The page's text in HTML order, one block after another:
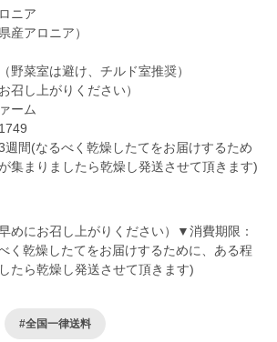
ニア
産アロニア）
野菜室は避け、チルド室推奨）
召し上がりください）
ーム
週間(なるべく乾燥したてをお届けするため
集まりましたら乾燥し発送させて頂きます)
めにお召し上がりください）▼消費期限：
く乾燥したてをお届けするために、ある程
たら乾燥し発送させて頂きます)
#全国一律送料